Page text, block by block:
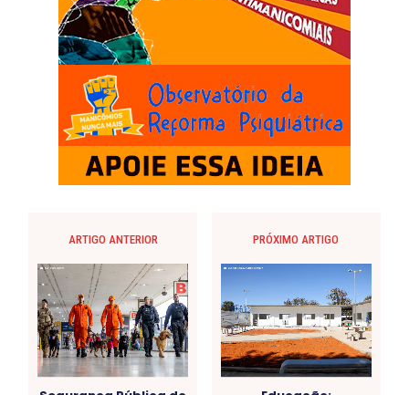
ARTIGO ANTERIOR PRÓXIMO ARTIGO